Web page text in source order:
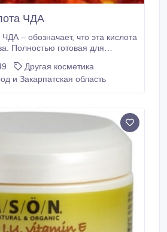
ЧДА
что эта кислота
Полностью готовая для
Заменяет по свойствам
Она полностью растворима в
блеск и красоту.
Другая косметика
и Закарпатская область